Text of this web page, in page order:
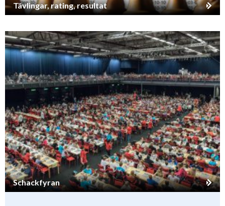
Tävlingar, rating, resultat
Schackfyran